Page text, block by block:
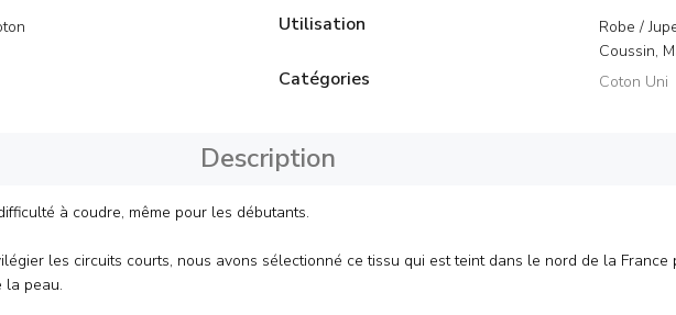
Utilisation
Robe /
Coussin,
Catégories Coton Uni
Description
à coudre, même pour les débutants.
les circuits courts, nous avons sélectionné ce tissu qui est teint dans le nord de la France
la peau.